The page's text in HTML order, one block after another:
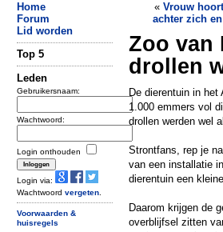
Home
Forum
Lid worden
Top 5
Leden
Gebruikersnaam:
Wachtwoord:
Login onthouden
Login via:
Wachtwoord vergeten
Voorwaarden &
huisregels
« Vrouw
achter zich
Zoo van
drollen
De dierentuin in
1.000 emmers vol
drollen werden wel
Strontfans, rep je
van een installatie
dierentuin een
Daarom krijgen de
overblijfsel zitten